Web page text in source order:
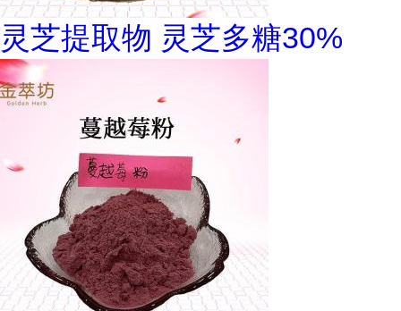
灵芝提取物 灵芝多糖30%